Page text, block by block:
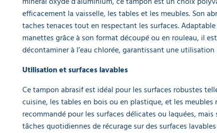
efficacement la vaisselle, les tables et les meubles. Son
taches tenaces tout en respectant les surfaces. Adaptable
manettes grâce à son format découpé ou en rouleau, il
décontaminer à l’eau chlorée, garantissant une
Utilisation et surfaces lavables
Ce tampon abrasif est idéal pour les surfaces robustes
cuisine, les tables en bois ou en plastique, et les meubles
recommandé pour les surfaces délicates ou laquées,
tâches quotidiennes de récurage sur des surfaces